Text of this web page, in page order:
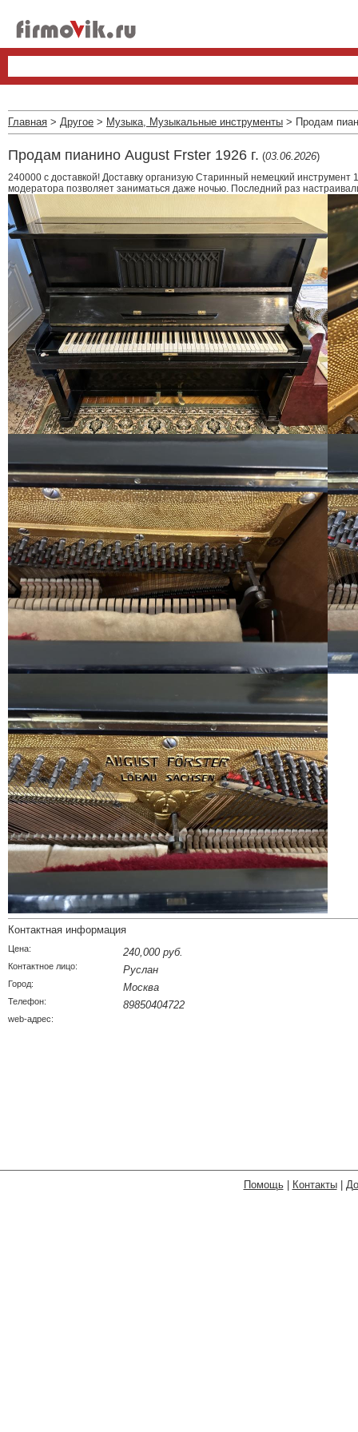
Главная > Другое > Музыка, Музыкальные инструменты > Продам
Продам пианино August Frster 1926 г. (03.06.2026)
240000 с доставкой! Доставку организую Старинный немецкий
модератора позволяет заниматься даже ночью. Последний раз
Контактная информация
Цена: 240,000 руб.
Контактное лицо: Руслан
Город: Москва
Телефон: 89850404722
web-адрес:
Помощь| Контакты|